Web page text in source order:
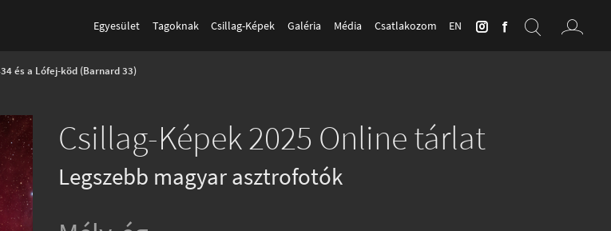
Egyesület Tagoknak Csillag-Képek Galéria Média Csatlakozom EN
és a Lófej-köd (Barnard 33)
Csillag-Képek 2025 Online tárlat
Legszebb magyar asztrofotók